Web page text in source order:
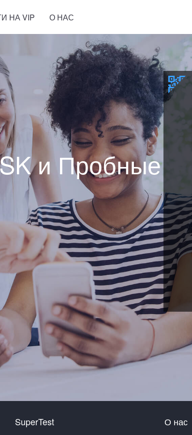
НА VIP О НАС
и Пробные
SuperTest О нас